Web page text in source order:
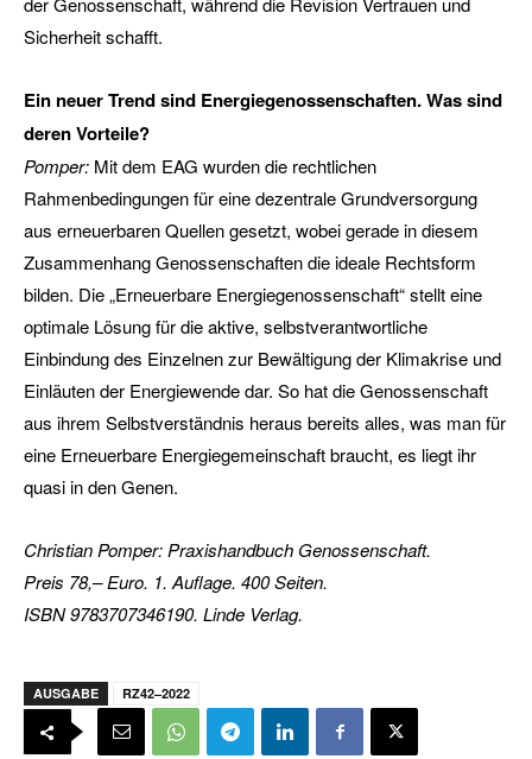
Sicherheit schafft.
Ein neuer Trend sind Energiegenossenschaften. Was sind
deren Vorteile?
Pomper: Mit dem EAG wurden die rechtlichen
Rahmenbedingungen für eine dezentrale Grundversorgung
aus erneuerbaren Quellen gesetzt, wobei gerade in diesem
Zusammenhang Genossenschaften die ideale Rechtsform
bilden. Die „Erneuerbare Energiegenossenschaft“ stellt eine
optimale Lösung für die aktive, selbstverantwortliche
Einbindung des Einzelnen zur Bewältigung der Klimakrise und
Einläuten der Energiewende dar. So hat die Genossenschaft
aus ihrem Selbstverständnis heraus bereits alles, was man für
eine Erneuerbare Energiegemeinschaft braucht, es liegt ihr
quasi in den Genen.
Christian Pomper: Praxishandbuch Genossenschaft.
Preis 78,– Euro. 1. Auflage. 400 Seiten.
ISBN 9783707346190. Linde Verlag.
AUSGABE RZ42–2022